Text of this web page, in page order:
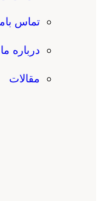
تماس باما
درباره ما
مقالات